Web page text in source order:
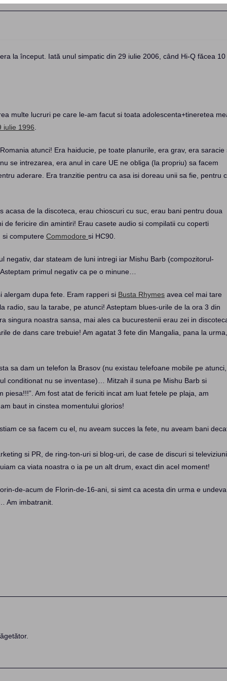
la început. Iată unul simpatic din 29 iulie 2006, când Hi-Q făcea 10
multe lucruri pe care le-am facut si toata adolescenta+tineretea
iulie 1996
atunci! Era haiducie, pe toate planurile, era grav, era saracie
se intrezarea, era anul in care UE ne obliga (la propriu) sa facem
aderare. Era tranzitie pentru ca asa isi doreau unii sa fie, pentru
acasa de la discoteca, erau chioscuri cu suc, erau bani pentru doua
fericire din amintiri! Erau casete audio si compilatii cu coperti
si computere Commodore si HC90.
negativ, dar stateam de luni intregi iar Mishu Barb (compozitorul-
primul negativ ca pe o minune…
alergam dupa fete. Eram rapperi si Busta Rhymes avea cel mai tare
sau la tarabe, pe atunci! Asteptam blues-urile de la ora 3 din
singura noastra sansa, mai ales ca bucurestenii erau zei in
de dans care trebuie! Am agatat 3 fete din Mangalia, pana la urma,
sa dam un telefon la Brasov (nu existau telefoane mobile pe atunci,
conditionat nu se inventase)… Mitzah il suna pe Mishu Barb si
Am fost atat de fericiti incat am luat fetele pe plaja, am
baut in cinstea momentului glorios!
ce sa facem cu el, nu aveam succes la fete, nu aveam bani
si PR, de ring-ton-uri si blog-uri, de case de discuri si
ca viata noastra o ia pe un alt drum, exact din acel moment!
de-acum de Florin-de-16-ani, si simt ca acesta din urma e undeva
Am imbatranit.